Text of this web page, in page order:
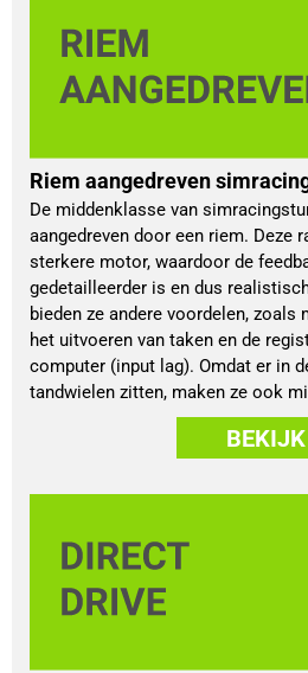
Riem aangedreven
De middenklasse van
aangedreven door een riem. Deze
sterkere motor, waardoor de
gedetailleerder is en dus
bieden ze andere voordelen, zoals
het uitvoeren van taken en de
computer (input lag). Omdat er in
tandwielen zitten, maken ze ook
BEKIJK